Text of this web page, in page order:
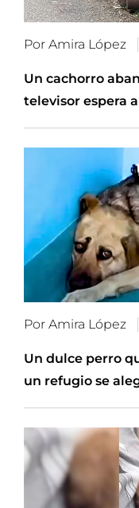
Por Amira López
Un cachorro
televisor espera
Por Amira López
Un dulce perro
un refugio se